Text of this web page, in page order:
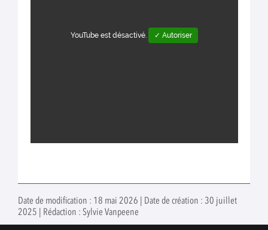
YouTube est désactivé. ✓ Autoriser
Date de modification : 18 mai 2026 | Date de création : 30 juillet
2025 | Rédaction : Sylvie Vanpeene